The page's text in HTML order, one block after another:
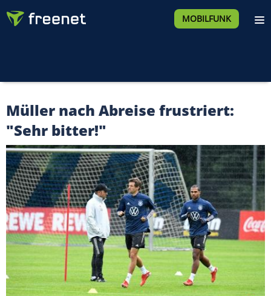
MOBILFUNK
Müller nach Abreise frustriert:
"Sehr bitter!"